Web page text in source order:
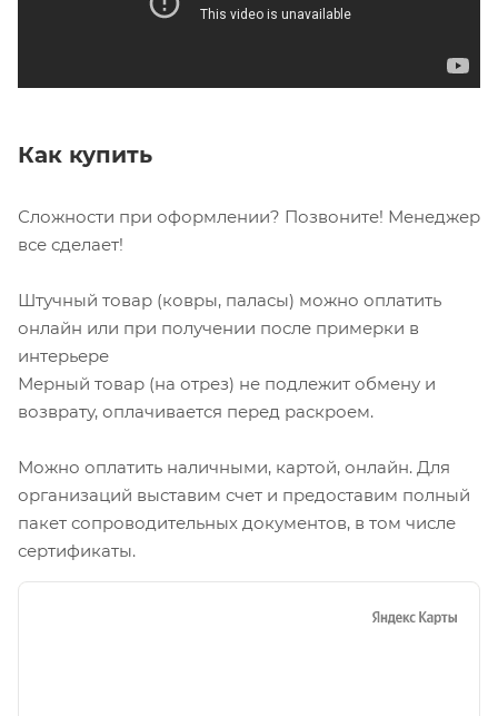
Как купить
Сложности при оформлении? Позвоните! Менеджер
все сделает!
Штучный товар (ковры, паласы) можно оплатить
онлайн или при получении после примерки в
интерьере
Мерный товар (на отрез) не подлежит обмену и
возврату, оплачивается перед раскроем.
Можно оплатить наличными, картой, онлайн. Для
организаций выставим счет и предоставим полный
пакет сопроводительных документов, в том числе
сертификаты.